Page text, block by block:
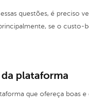
questões, é preciso
se o custo-
plataforma
que ofereça boas e